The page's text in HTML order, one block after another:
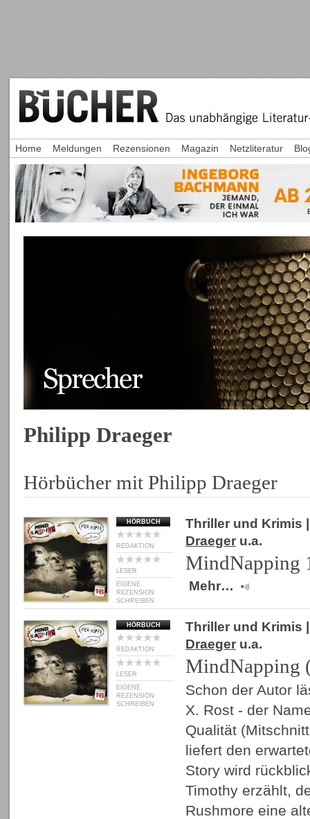
Philipp Draeger
Hörbücher mit Philipp Draeger
HÖRBUCH
REDAKTION
LESER
EIGENE
REZENSION
SCHREIBEN
Thriller und Krimis
Draeger u.a.
MindNapping
Mehr…
HÖRBUCH
REDAKTION
LESER
EIGENE
REZENSION
SCHREIBEN
Thriller und Krimis
Draeger u.a.
MindNapping
Schon der Autor
X. Rost - der
Qualität
liefert den
Story wird
Timothy erzählt,
Rushmore eine
Home Meldungen Rezensionen Magazin Netzliteratur